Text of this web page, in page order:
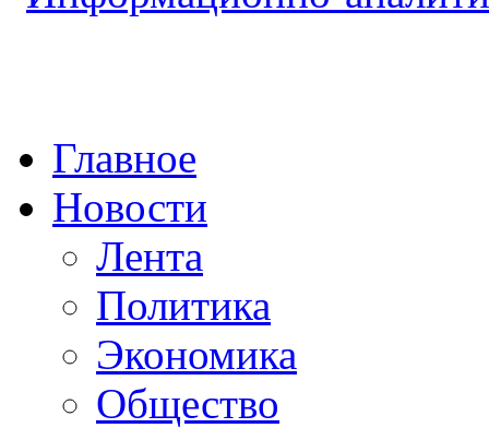
Главное
Новости
Лента
Политика
Экономика
Общество